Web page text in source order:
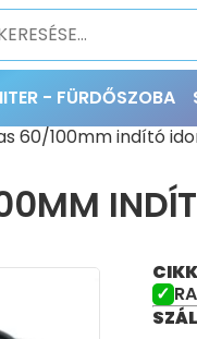
- FÜRDŐSZOBA
60/100mm indító